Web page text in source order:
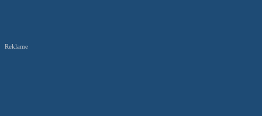
Reklame